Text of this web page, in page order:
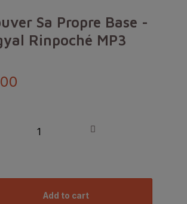
Sa Propre Base -
Rinpoché MP3
add to cart